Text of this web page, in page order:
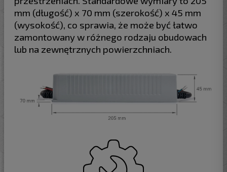
mm (długość) x 70 mm (szerokość) x 45 mm
(wysokość), co sprawia, że może być łatwo
zamontowany w różnego rodzaju obudowach
lub na zewnętrznych powierzchniach.